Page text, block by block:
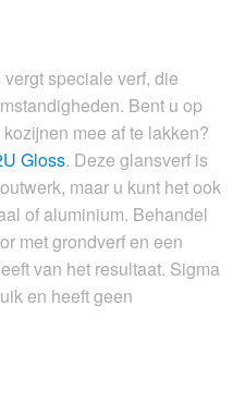
speciale verf, die
Bent u op
mee af te lakken?
Gloss. Deze glansverf is
maar u kunt het ook
of aluminium. Behandel
met grondverf en een
van het resultaat. Sigma
en heeft geen